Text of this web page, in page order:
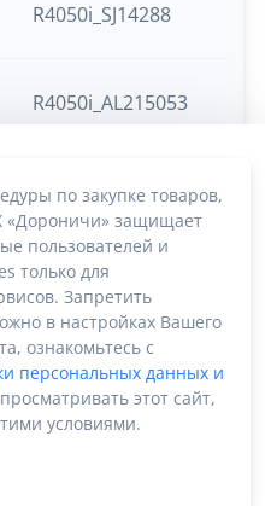
R4050i_SJ14288
R4050i_AL215053
R4050i_AL215054
R4050i_RE39527
по закупке товаров,
«Дороничи» защищает
пользователей и
только для
Запретить
в настройках Вашего
ознакомьтесь с
персональных данных и
этот сайт,
условиями.